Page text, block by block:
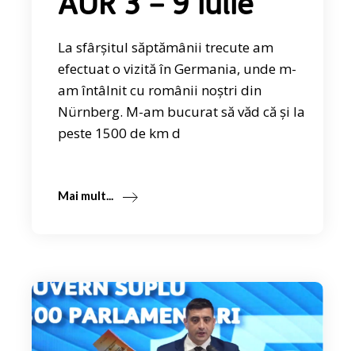
AUR 3 – 9 iulie
La sfârșitul săptămânii trecute am
efectuat o vizită în Germania, unde m-
am întâlnit cu românii noștri din
Nürnberg. M-am bucurat să văd că și la
peste 1500 de km d
Mai mult...